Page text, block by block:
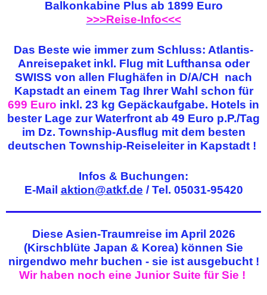
Balkonkabine Plus ab 1899 Euro
>>>Reise-Info<<<
Das Beste wie immer zum Schluss: Atlantis-
Anreisepaket inkl. Flug mit Lufthansa oder
SWISS von allen Flughäfen in D/A/CH nach
Kapstadt an einem Tag Ihrer Wahl schon für
699 Euro inkl. 23 kg Gepäckaufgabe. Hotels in
bester Lage zur Waterfront ab 49 Euro p.P./Tag
im Dz. Township-Ausflug mit dem besten
deutschen Township-Reiseleiter in Kapstadt !
Infos & Buchungen:
E-Mail aktion@atkf.de / Tel. 05031-95420
Diese Asien-Traumreise im April 2026
(Kirschblüte Japan & Korea) können Sie
nirgendwo mehr buchen - sie ist ausgebucht !
Wir haben noch eine Junior Suite für Sie !